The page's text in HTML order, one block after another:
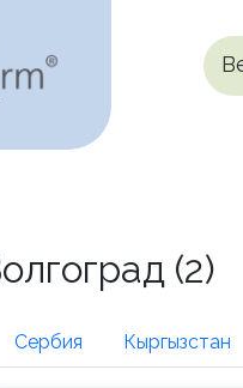
(2)
Сербия Кыргызстан